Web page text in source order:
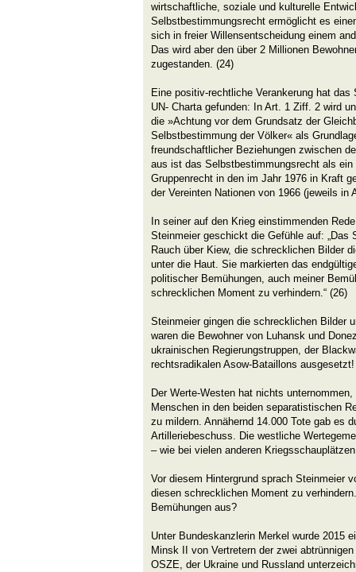
wirtschaftliche, soziale und kulturelle
Selbstbestimmungsrecht ermöglicht es
sich in freier Willensentscheidung einem
Das wird aber den über 2 Millionen
zugestanden. (24)
Eine positiv-rechtliche Verankerung hat
UN- Charta gefunden: In Art. 1 Ziff. 2 wird
die »Achtung vor dem Grundsatz der
Selbstbestimmung der Völker« als
freundschaftlicher Beziehungen zwischen
aus ist das Selbstbestimmungsrecht als
Gruppenrecht in den im Jahr 1976 in Kraft
der Vereinten Nationen von 1966 (jeweils in
In seiner auf den Krieg einstimmenden
Steinmeier geschickt die Gefühle auf: „Das
Rauch über Kiew, die schrecklichen Bilder
unter die Haut. Sie markierten das
politischer Bemühungen, auch meiner
schrecklichen Moment zu verhindern.“ (26)
Steinmeier gingen die schrecklichen Bilder
waren die Bewohner von Luhansk und
ukrainischen Regierungstruppen, der
rechtsradikalen Asow-Bataillons ausgesetzt!
Der Werte-Westen hat nichts
Menschen in den beiden separatistischen
zu mildern. Annähernd 14.000 Tote gab es
Artilleriebeschuss. Die westliche
– wie bei vielen anderen
Vor diesem Hintergrund sprach Steinmeier
diesen schrecklichen Moment zu
Bemühungen aus?
Unter Bundeskanzlerin Merkel wurde 2015
Minsk II von Vertretern der zwei
OSZE, der Ukraine und Russland